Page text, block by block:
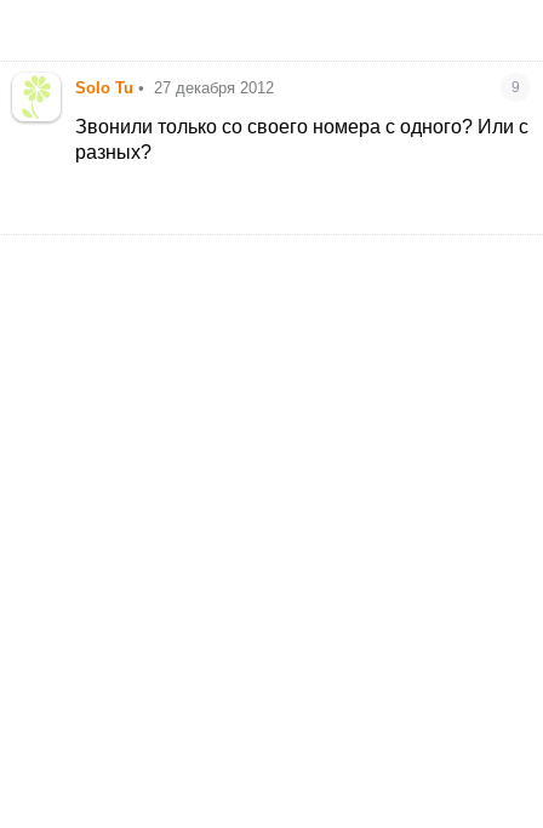
Solo Tu • 27 декабря 2012 9
Звонили только со своего номера с одного? Или с
разных?